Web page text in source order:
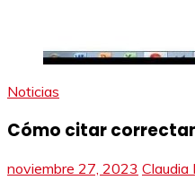
Noticias
Cómo citar
noviembre 27, 2023 Claudia